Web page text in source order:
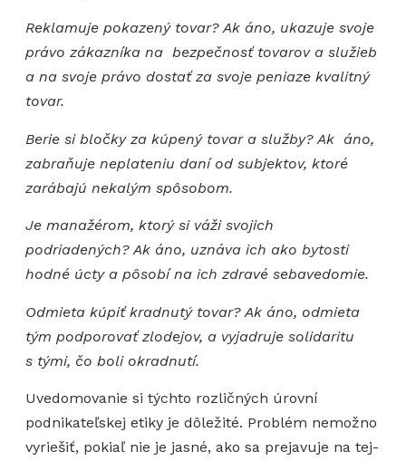
Reklamuje pokazený tovar? Ak áno, ukazuje svoje
právo zákazníka na bezpečnosť tovarov a služieb
a na svoje právo dostať za svoje peniaze kvalitný
tovar.
Berie si bločky za kúpený tovar a služby? Ak áno,
zabraňuje neplateniu daní od subjektov, ktoré
zarábajú nekalým spôsobom.
Je manažérom, ktorý si váži svojich
podriadených? Ak áno, uznáva ich ako bytosti
hodné úcty a pôsobí na ich zdravé sebavedomie.
Odmieta kúpiť kradnutý tovar? Ak áno, odmieta
tým podporovať zlodejov, a vyjadruje solidaritu
s tými, čo boli okradnutí.
Uvedomovanie si týchto rozličných úrovní
podnikateľskej etiky je dôležité. Problém nemožno
vyriešiť, pokiaľ nie je jasné, ako sa prejavuje na tej-